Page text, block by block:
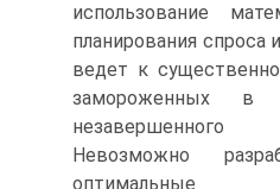
использование
планирования спроса
ведет к
замороженных
Невозможно
оптимальные